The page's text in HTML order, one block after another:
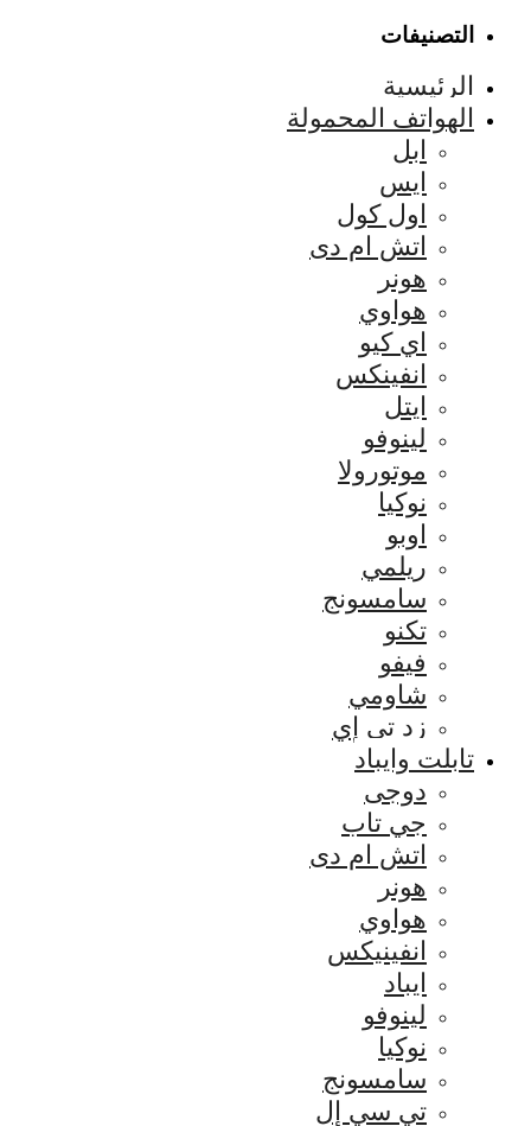
التصنيفات
الرئيسية
الهواتف المحمولة
ابل
ايس
اول كول
اتش ام دى
هونر
هواوي
اي كيو
انفينكس
ايتل
لينوفو
موتورولا
نوكيا
اوبو
ريلمي
سامسونج
تكنو
فيفو
شاومي
زد تي إي
تابلت وايباد
دوجى
جي تاب
اتش ام دى
هونر
هواوي
انفينيكس
ايباد
لينوفو
نوكيا
سامسونج
تي سي إل